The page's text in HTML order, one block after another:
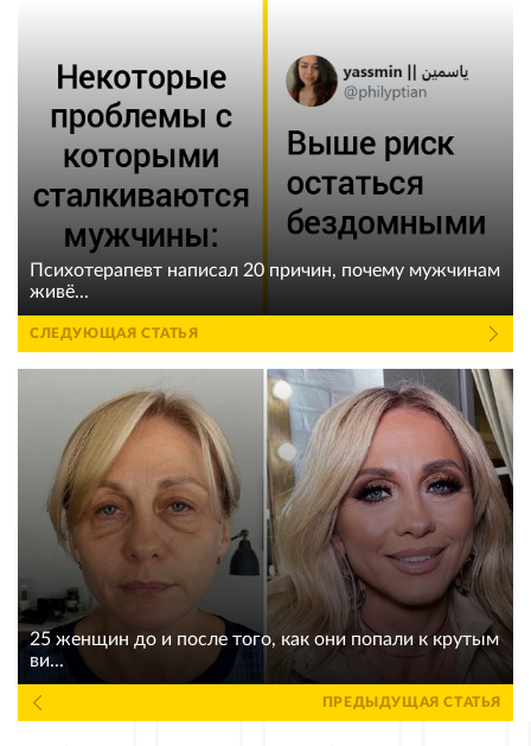
Психотерапевт написал 20 причин, почему мужчинам
живё...
СЛЕДУЮЩАЯ СТАТЬЯ
25 женщин до и после того, как они попали к крутым
ви...
ПРЕДЫДУЩАЯ СТАТЬЯ